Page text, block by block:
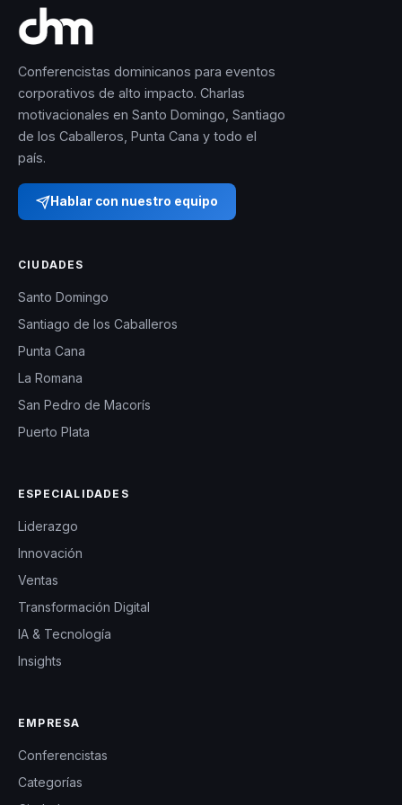
Conferencistas dominicanos para eventos
corporativos de alto impacto. Charlas
motivacionales en Santo Domingo, Santiago
de los Caballeros, Punta Cana y todo el
país.
Hablar con nuestro equipo
CIUDADES
Santo Domingo
Santiago de los Caballeros
Punta Cana
La Romana
San Pedro de Macorís
Puerto Plata
ESPECIALIDADES
Liderazgo
Innovación
Ventas
Transformación Digital
IA & Tecnología
Insights
EMPRESA
Conferencistas
Categorías